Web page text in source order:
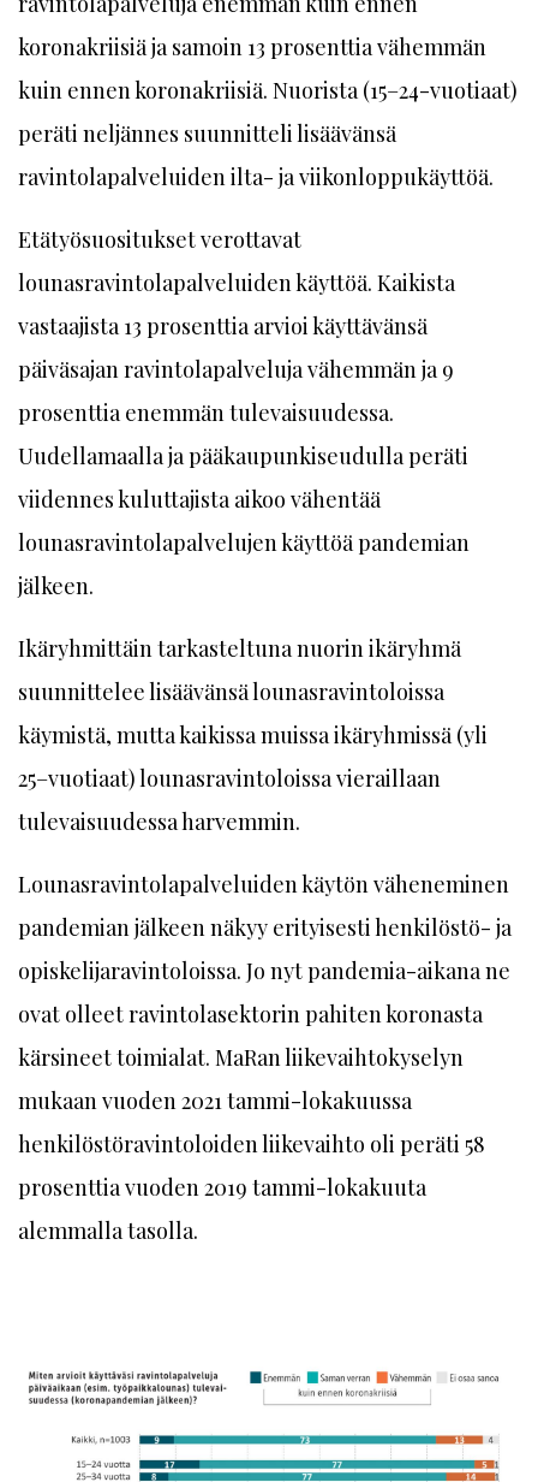
koronakriisiä ja samoin 13 prosenttia vähemmän
kuin ennen koronakriisiä. Nuorista (15–24-vuotiaat)
peräti neljännes suunnitteli lisäävänsä
ravintolapalveluiden ilta- ja viikonloppukäyttöä.
Etätyösuositukset verottavat
lounasravintolapalveluiden käyttöä. Kaikista
vastaajista 13 prosenttia arvioi käyttävänsä
päiväsajan ravintolapalveluja vähemmän ja 9
prosenttia enemmän tulevaisuudessa.
Uudellamaalla ja pääkaupunkiseudulla peräti
viidennes kuluttajista aikoo vähentää
lounasravintolapalvelujen käyttöä pandemian
jälkeen.
Ikäryhmittäin tarkasteltuna nuorin ikäryhmä
suunnittelee lisäävänsä lounasravintoloissa
käymistä, mutta kaikissa muissa ikäryhmissä (yli
25–vuotiaat) lounasravintoloissa vieraillaan
tulevaisuudessa harvemmin.
Lounasravintolapalveluiden käytön väheneminen
pandemian jälkeen näkyy erityisesti henkilöstö- ja
opiskelijaravintoloissa. Jo nyt pandemia-aikana ne
ovat olleet ravintolasektorin pahiten koronasta
kärsineet toimialat. MaRan liikevaihtokyselyn
mukaan vuoden 2021 tammi-lokakuussa
henkilöstöravintoloiden liikevaihto oli peräti 58
prosenttia vuoden 2019 tammi-lokakuuta
alemmalla tasolla.